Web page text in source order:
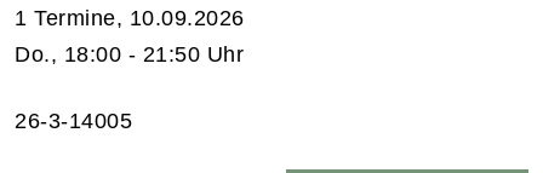
1 Termine, 10.09.2026
Do., 18:00 - 21:50 Uhr
26-3-14005